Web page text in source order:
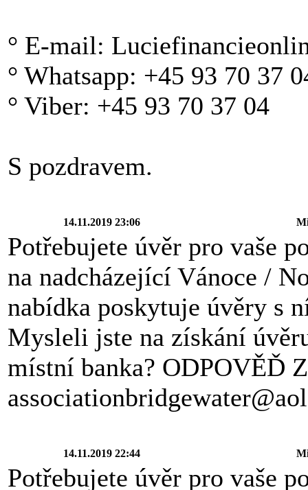
° E-mail:
° Whatsapp: +45 93 70 37
° Viber: +45 93 70 37 04
S pozdravem.
14.11.2019 23:06
Potřebujete úvěr pro vaše
na nadcházející Vánoce /
nabídka poskytuje úvěry s
Mysleli jste na získání
místní banka?
14.11.2019 22:44
Potřebujete úvěr pro vaše